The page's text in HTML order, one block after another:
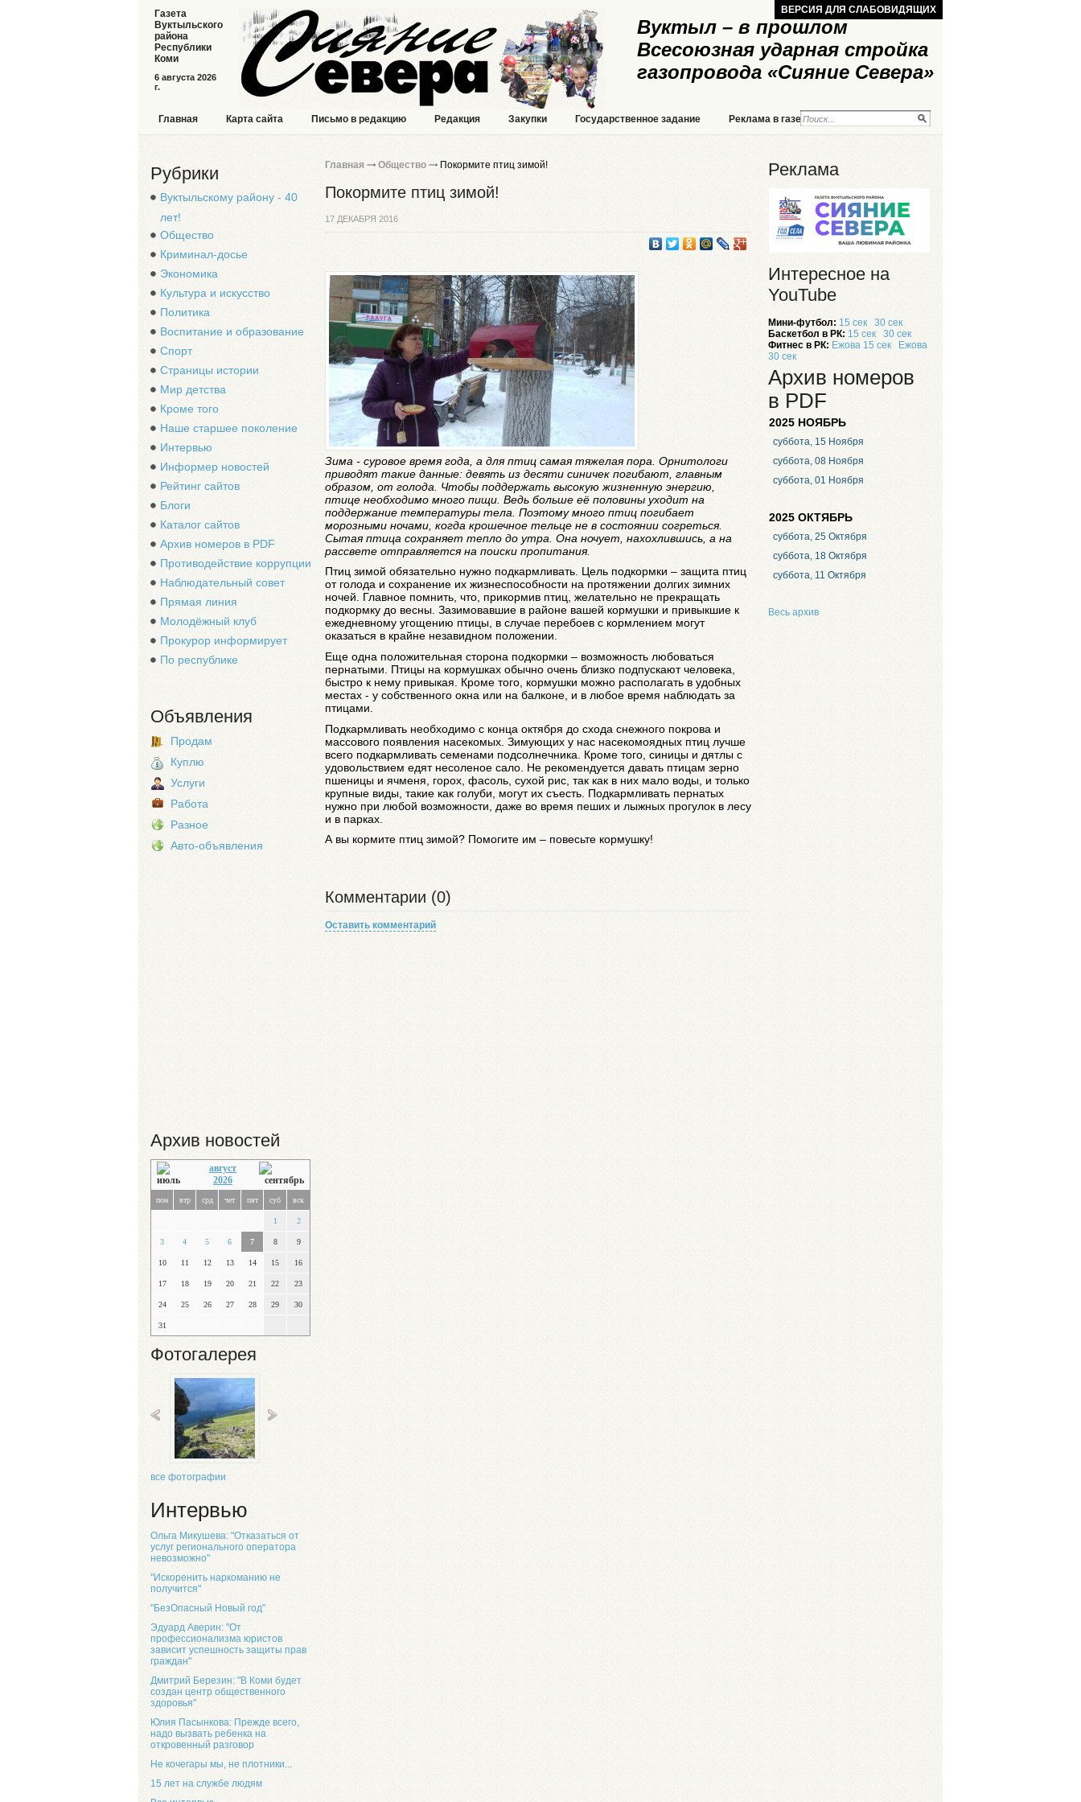
Вуктыл – в прошлом
Всесоюзная ударная стройка
газопровода «Сияние Севера»
6 августа 2026
г.
Газета
Вуктыльского
района
Республики
Коми
ВЕРСИЯ ДЛЯ СЛАБОВИДЯЩИХ
Главная Карта сайта Письмо в редакцию Редакция Закупки Государственное задание Реклама в газете Реклама на сайте
Рубрики
Вуктыльскому району - 40
лет!
Общество
Криминал-досье
Экономика
Культура и искусство
Политика
Воспитание и образование
Спорт
Страницы истории
Мир детства
Кроме того
Наше старшее поколение
Интервью
Информер новостей
Рейтинг сайтов
Блоги
Каталог сайтов
Архив номеров в PDF
Противодействие коррупции
Наблюдательный совет
Прямая линия
Молодёжный клуб
Прокурор информирует
По республике
Объявления
Продам
Куплю
Услуги
Работа
Разное
Авто-объявления
Архив новостей
август
2026
пон втр срд чет пят суб вск
1 2
3 4 5 6 7 8 9
10 11 12 13 14 15 16
17 18 19 20 21 22 23
24 25 26 27 28 29 30
31
Фотогалерея
все фотографии
Интервью
Ольга Микушева: "Отказаться от
услуг регионального оператора
невозможно"
"Искоренить наркоманию не
получится"
"БезОпасный Новый год"
Эдуард Аверин: "От
профессионализма юристов
зависит успешность защиты прав
граждан"
Дмитрий Березин: "В Коми будет
создан центр общественного
здоровья"
Юлия Пасынкова: Прежде всего,
надо вызвать ребенка на
откровенный разговор
Не кочегары мы, не плотники...
15 лет на службе людям
Главная Общество Покормите птиц зимой!
Покормите птиц зимой!
17 ДЕКАБРЯ 2016
Зима - суровое время года, а для птиц самая тяжелая пора. Орнитологи
приводят такие данные: девять из десяти синичек погибают, главным
образом, от голода. Чтобы поддержать высокую жизненную энергию,
птице необходимо много пищи. Ведь больше её половины уходит на
поддержание температуры тела. Поэтому много птиц погибает
морозными ночами, когда крошечное тельце не в состоянии согреться.
Сытая птица сохраняет тепло до утра. Она ночует, нахохлившись, а на
рассвете отправляется на поиски пропитания.
Птиц зимой обязательно нужно подкармливать. Цель подкормки – защита птиц
от голода и сохранение их жизнеспособности на протяжении долгих зимних
ночей. Главное помнить, что, прикормив птиц, желательно не прекращать
подкормку до весны. Зазимовавшие в районе вашей кормушки и привыкшие к
ежедневному угощению птицы, в случае перебоев с кормлением могут
оказаться в крайне незавидном положении.
Еще одна положительная сторона подкормки – возможность любоваться
пернатыми. Птицы на кормушках обычно очень близко подпускают человека,
быстро к нему привыкая. Кроме того, кормушки можно располагать в удобных
местах - у собственного окна или на балконе, и в любое время наблюдать за
птицами.
Подкармливать необходимо с конца октября до схода снежного покрова и
массового появления насекомых. Зимующих у нас насекомоядных птиц лучше
всего подкармливать семенами подсолнечника. Кроме того, синицы и дятлы с
удовольствием едят несоленое сало. Не рекомендуется давать птицам зерно
пшеницы и ячменя, горох, фасоль, сухой рис, так как в них мало воды, и только
крупные виды, такие как голуби, могут их съесть. Подкармливать пернатых
нужно при любой возможности, даже во время пеших и лыжных прогулок в лесу
и в парках.
А вы кормите птиц зимой? Помогите им – повесьте кормушку!
Комментарии (0)
Оставить комментарий
Реклама
Интересное на
YouTube
Мини-футбол: 15 сек
30 сек
Баскетбол в РК: 15 сек
30 сек
Фитнес в РК: Ежова 15 сек
Ежова
30 сек
Архив номеров
в PDF
2025 НОЯБРЬ
суббота, 15 Ноября
суббота, 08 Ноября
суббота, 01 Ноября
2025 ОКТЯБРЬ
суббота, 25 Октября
суббота, 18 Октября
суббота, 11 Октября
Весь архив